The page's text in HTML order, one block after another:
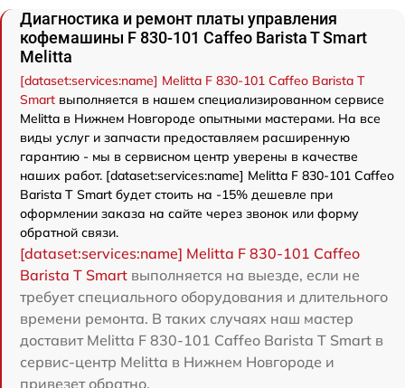
Диагностика и ремонт платы управления
кофемашины F 830-101 Caffeo Barista T Smart
Melitta
[dataset:services:name] Melitta F 830-101 Caffeo Barista T
Smart выполняется в нашем специализированном сервисе
Melitta в Нижнем Новгороде опытными мастерами. На все
виды услуг и запчасти предоставляем расширенную
гарантию - мы в сервисном центр уверены в качестве
наших работ. [dataset:services:name] Melitta F 830-101 Caffeo
Barista T Smart будет стоить на -15% дешевле при
оформлении заказа на сайте через звонок или форму
обратной связи.
[dataset:services:name] Melitta F 830-101 Caffeo
Barista T Smart выполняется на выезде, если не
требует специального оборудования и длительного
времени ремонта. В таких случаях наш мастер
доставит Melitta F 830-101 Caffeo Barista T Smart в
сервис-центр Melitta в Нижнем Новгороде и
привезет обратно.